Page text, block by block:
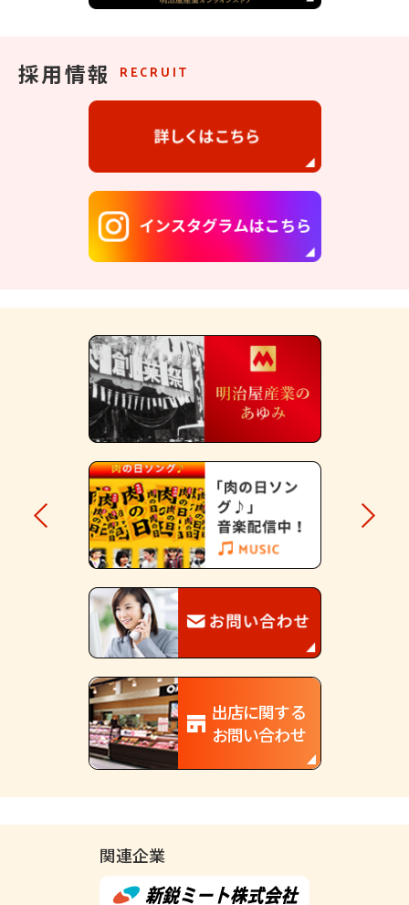
採用情報 RECRUIT
出店に関する
お問い合わせ
関連企業